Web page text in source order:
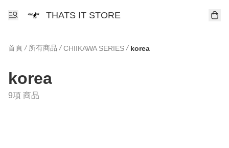
THATS IT STORE
首頁 / 所有商品 / CHIIKAWA SERIES / korea
korea
9項 商品